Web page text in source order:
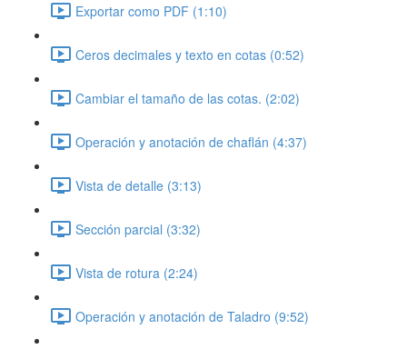
Exportar como PDF (1:10)
Ceros decimales y texto en cotas (0:52)
Cambiar el tamaño de las cotas. (2:02)
Operación y anotación de chaflán (4:37)
Vista de detalle (3:13)
Sección parcial (3:32)
Vista de rotura (2:24)
Operación y anotación de Taladro (9:52)